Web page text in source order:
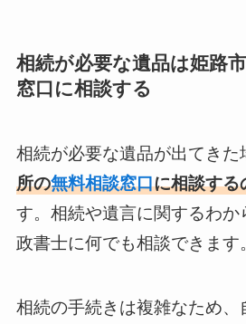
相続が必要な遺品は姫路
窓口に相談する
相続が必要な遺品が出てきた
所の無料相談窓口に相談する
す。相続や遺言に関するわか
政書士に何でも相談できます
相続の手続きは複雑なため、